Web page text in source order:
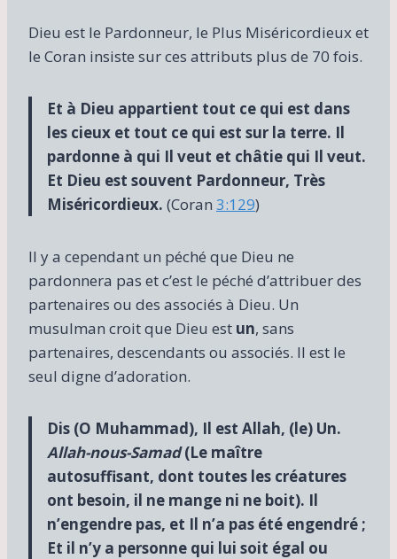
Dieu est le Pardonneur, le Plus Miséricordieux et
le Coran insiste sur ces attributs plus de 70 fois.
Et à Dieu appartient tout ce qui est dans
les cieux et tout ce qui est sur la terre. Il
pardonne à qui Il veut et châtie qui Il veut.
Et Dieu est souvent Pardonneur, Très
Miséricordieux. (Coran 3:129)
Il y a cependant un péché que Dieu ne
pardonnera pas et c’est le péché d’attribuer des
partenaires ou des associés à Dieu. Un
musulman croit que Dieu est un, sans
partenaires, descendants ou associés. Il est le
seul digne d’adoration.
Dis (O Muhammad), Il est Allah, (le) Un.
Allah-nous-Samad(Le maître
autosuffisant, dont toutes les créatures
ont besoin, il ne mange ni ne boit). Il
n’engendre pas, et Il n’a pas été engendré ;
Et il n’y a personne qui lui soit égal ou